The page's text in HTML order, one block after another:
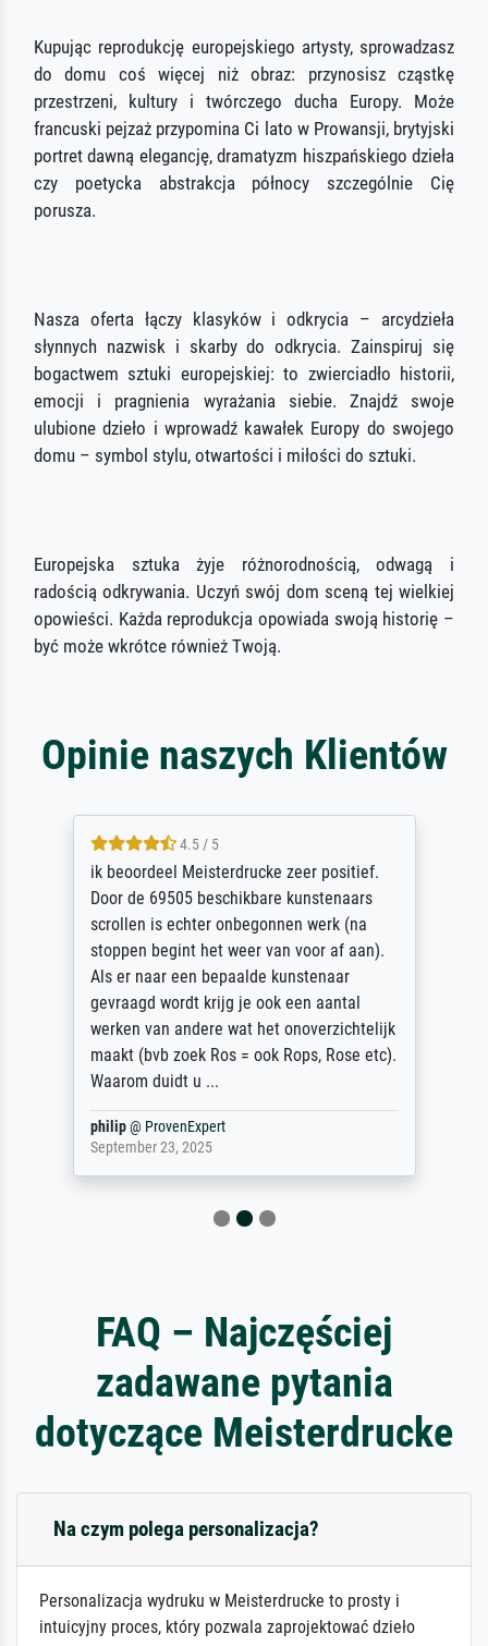
Kupując reprodukcję europejskiego artysty, sprowadzasz
do domu coś więcej niż obraz: przynosisz cząstkę
przestrzeni, kultury i twórczego ducha Europy. Może
francuski pejzaż przypomina Ci lato w Prowansji, brytyjski
portret dawną elegancję, dramatyzm hiszpańskiego dzieła
czy poetycka abstrakcja północy szczególnie Cię
porusza.
Nasza oferta łączy klasyków i odkrycia – arcydzieła
słynnych nazwisk i skarby do odkrycia. Zainspiruj się
bogactwem sztuki europejskiej: to zwierciadło historii,
emocji i pragnienia wyrażania siebie. Znajdź swoje
ulubione dzieło i wprowadź kawałek Europy do swojego
domu – symbol stylu, otwartości i miłości do sztuki.
Europejska sztuka żyje różnorodnością, odwagą i
radością odkrywania. Uczyń swój dom sceną tej wielkiej
opowieści. Każda reprodukcja opowiada swoją historię –
być może wkrótce również Twoją.
Opinie naszych Klientów
4.5 / 5
ik beoordeel Meisterdrucke zeer positief.
Door de 69505 beschikbare kunstenaars
scrollen is echter onbegonnen werk (na
stoppen begint het weer van voor af aan).
Als er naar een bepaalde kunstenaar
gevraagd wordt krijg je ook een aantal
werken van andere wat het onoverzichtelijk
maakt (bvb zoek Ros = ook Rops, Rose etc).
Waarom duidt u ...
philip@ ProvenExpert
September 23, 2025
FAQ – Najczęściej
zadawane pytania
dotyczące Meisterdrucke
Na czym polega personalizacja?
Personalizacja wydruku w Meisterdrucke to prosty i
intuicyjny proces, który pozwala zaprojektować dzieło